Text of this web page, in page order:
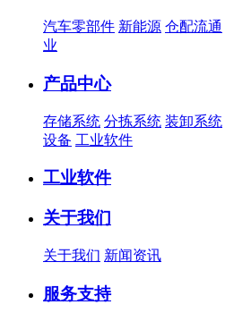
汽车零部件 新能源 仓配流通
业
产品中心
存储系统 分拣系统 装卸系统
设备 工业软件
工业软件
关于我们
关于我们 新闻资讯
服务支持